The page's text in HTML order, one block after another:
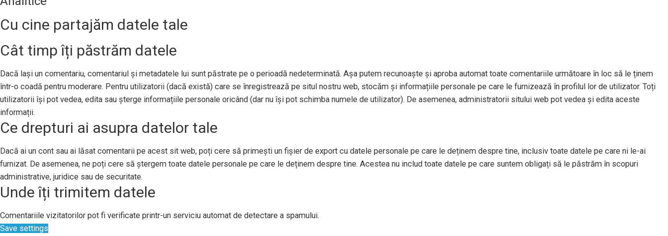
Cu cine partajăm datele tale
Cât timp îți păstrăm datele
Dacă lași un comentariu, comentariul și metadatele lui sunt păstrate pe o perioadă nedeterminată. Așa putem recunoaște și aproba automat toate comentariile următoare în loc să le ținem
într-o coadă pentru moderare. Pentru utilizatorii (dacă există) care se înregistrează pe situl nostru web, stocăm și informațiile personale pe care le furnizează în profilul lor de utilizator. Toți
utilizatorii își pot vedea, edita sau șterge informațiile personale oricând (dar nu își pot schimba numele de utilizator). De asemenea, administratorii sitului web pot vedea și edita aceste
informații.
Ce drepturi ai asupra datelor tale
Dacă ai un cont sau ai lăsat comentarii pe acest sit web, poți cere să primești un fișier de export cu datele personale pe care le deținem despre tine, inclusiv toate datele pe care ni le-ai
furnizat. De asemenea, ne poți cere să ștergem toate datele personale pe care le deținem despre tine. Acestea nu includ toate datele pe care suntem obligați să le păstrăm în scopuri
administrative, juridice sau de securitate.
Unde îți trimitem datele
Comentariile vizitatorilor pot fi verificate printr-un serviciu automat de detectare a spamului.
Save settings